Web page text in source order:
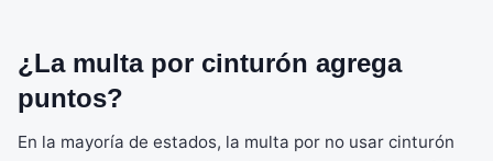
¿La multa por cinturón agrega
puntos?
En la mayoría de estados, la multa por no usar cinturón